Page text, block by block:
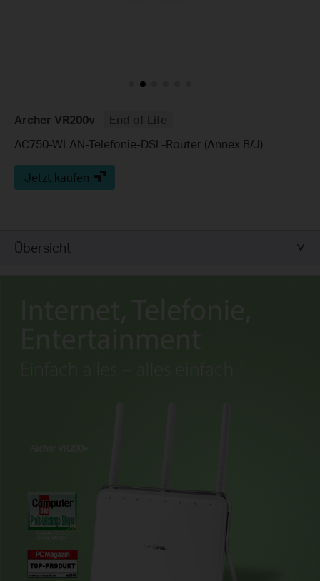
Archer VR200v
End of Life
AC750-WLAN-Telefonie-DSL-Router (Annex B/J)
Jetzt kaufen
Übersicht